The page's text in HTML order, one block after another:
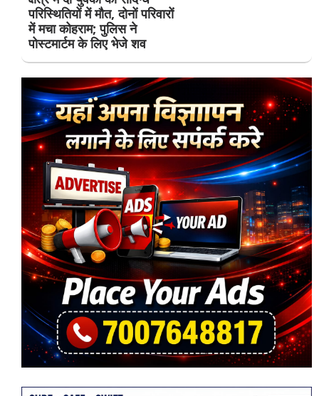
परिस्थितियों में मौत, दोनों परिवारों
में मचा कोहराम; पुलिस ने
पोस्टमार्टम के लिए भेजे शव